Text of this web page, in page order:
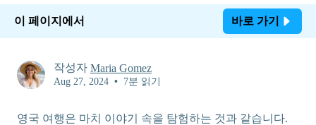
이 페이지에서 바로 가기
작성자 Maria Gomez
Aug 27, 2024 • 7분 읽기
영국 여행은 마치 이야기 속을 탐험하는 것과 같습니다.